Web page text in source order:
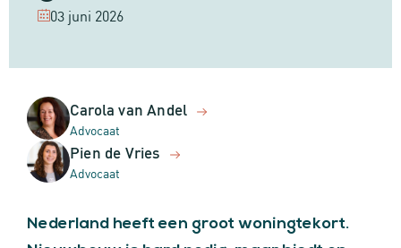
03 juni 2026
Carola van Andel
Advocaat
Pien de Vries
Advocaat
Nederland heeft een groot woningtekort.